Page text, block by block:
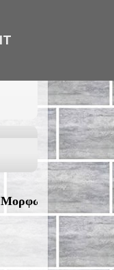
Φιλιατρών "Ο